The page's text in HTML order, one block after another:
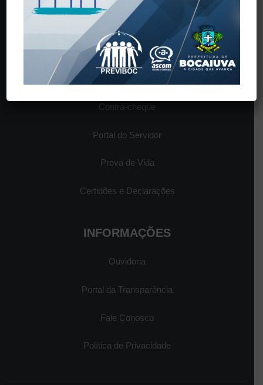
Legislação
Órgãos Colegiados
SERVIÇOS
Contra-cheque
Portal do Servidor
Prova de Vida
Certidões e Declarações
INFORMAÇÕES
Ouvidoria
Portal da Transparência
Fale Conosco
Política de Privacidade